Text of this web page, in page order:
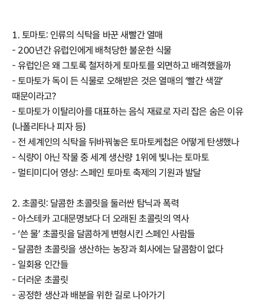
1. 토마토: 인류의 식탁을 바꾼 새빨간 열매
- 200년간 유럽인에게 배척당한 불운한 식물
- 유럽인은 왜 그토록 철저하게 토마토를 외면하고 배격했을까
- 토마토가 독이 든 식물로 오해받은 것은 열매의 ‘빨간 색깔’
때문이라고?
- 토마토가 이탈리아를 대표하는 음식 재료로 자리 잡은 숨은 이유
(나폴리타나 피자 등)
- 전 세계인의 식탁을 뒤바꿔놓은 토마토케첩은 어떻게 탄생했나
- 식량이 아닌 작물 중 세계 생산량 1위에 빛나는 토마토
- 멀티미디어 영상: 스페인 토마토 축제의 기원과 발달
2. 초콜릿: 달콤한 초콜릿을 둘러싼 탐닉과 폭력
- 아스테카 고대문명보다 더 오래된 초콜릿의 역사
- ‘쓴 물’ 초콜릿을 달콤하게 변형시킨 스페인 사람들
- 달콤한 초콜릿을 생산하는 농장과 회사에는 달콤함이 없다
- 일회용 인간들
- 더러운 초콜릿
- 공정한 생산과 배분을 위한 길로 나아가기